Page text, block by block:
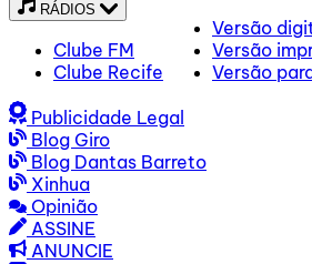
RÁDIOS
Clube FM
Clube Recife
Versão
Versão
Versão
Publicidade Legal
Blog Giro
Blog Dantas Barreto
Xinhua
Opinião
ASSINE
ANUNCIE